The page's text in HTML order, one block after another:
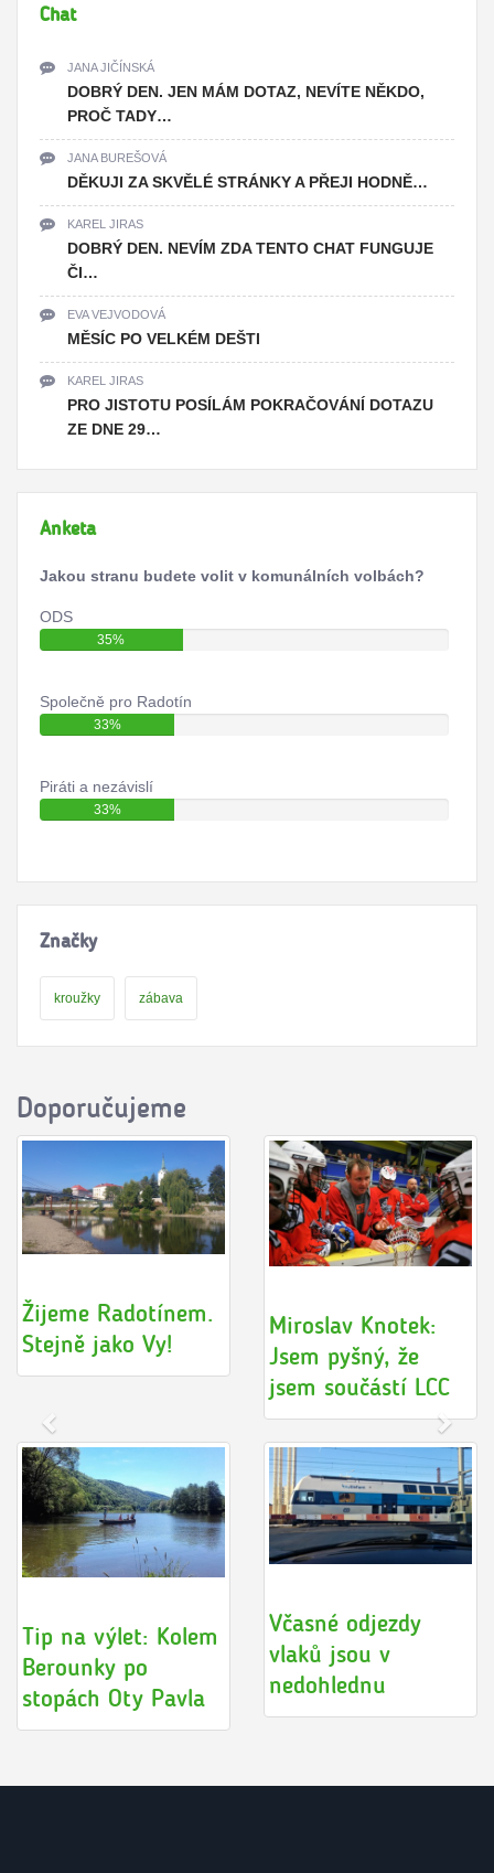
Chat
JANA JIČÍNSKÁ
DOBRÝ DEN. JEN MÁM DOTAZ, NEVÍTE NĚKDO,
PROČ TADY…
JANA BUREŠOVÁ
DĚKUJI ZA SKVĚLÉ STRÁNKY A PŘEJI HODNĚ…
KAREL JIRAS
DOBRÝ DEN. NEVÍM ZDA TENTO CHAT FUNGUJE
ČI…
EVA VEJVODOVÁ
MĚSÍC PO VELKÉM DEŠTI
KAREL JIRAS
PRO JISTOTU POSÍLÁM POKRAČOVÁNÍ DOTAZU
ZE DNE 29…
Anketa
Jakou stranu budete volit v komunálních volbách?
ODS
35%
Společně pro Radotín
33%
Piráti a nezávislí
33%
Značky
kroužky zábava
Doporučujeme
Žijeme Radotínem.
Stejně jako Vy!
Miroslav Knotek:
Jsem pyšný, že
jsem součástí LCC
Tip na výlet: Kolem
Berounky po
stopách Oty Pavla
Včasné odjezdy
vlaků jsou v
nedohlednu